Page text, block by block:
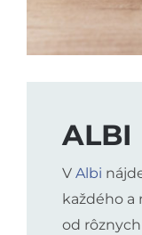
ALBI
V Albi
každého a
od